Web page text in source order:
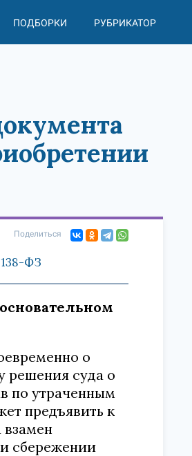
ПОДБОРКИ РУБРИКАТОР
Поделиться
ФЗ
о
решения суда о
по утраченным
предъявить к
взамен
сбережении